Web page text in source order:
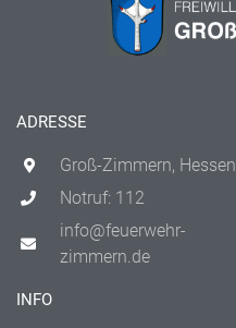
ADRESSE
Groß-Zimmern, Hessen
Notruf: 112
info@feuerwehr-
zimmern.de
INFO